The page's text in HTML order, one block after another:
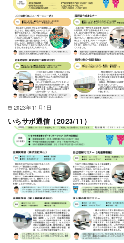
2023年11月1日
いちサポ通信（2023/11）